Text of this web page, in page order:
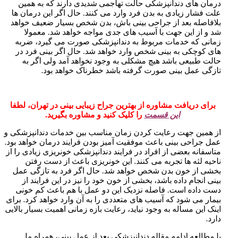
درمان های دندانپزشکی حالت تهاجمی شدیدی دارند که به همین
علت فشار زیادی به بدن فرد وارد می کنند. حال اگر این درمان ها
بلافاصله بعد از جراحی بینی باش، بدن شخص بسیار ضعیف خواهد
شد و از این جهت با آسیب های جدی مواجه خواهد شد. معمولا
زمانی که خدمات مربوط به دندانپزشکی صورت می گیرد، ضربه
های کوچکی به بینی شخص وارد خواهد شد. حال اگر بینی فرد در
حالت طبیعی باشد هیچ مشکلی به وجود نخواهد آمد ولی اگر به
تازگی عمل بینی صورت گرفته باشد خطرناک خواهد بود.
برای دریافت مشاوره از بهترین جراح زیبایی بینی در تهران، لطفا
این قسمت را کلیک کنید و مشاوره بگیرید.
از همین جهت رعایت کردن زمان مناسب بین خدمات دندانپزشکی و
عمل جراحی بینی باعث موفقیت آمیز بودن فرایند درمان خواهد بود.
متاسفانه بعضی از افراد در فرایند دندانپزشکی خونریزی زیادی را از
ناحیه لثه ها تجربه می کنند. این خونریزی باعث از دست رفتن
بخشی از خون بدن شخص خواهد شد. حال اگر فرد به تازگی عمل
بینی انجام داده باشد، بخشی از خون خود را نیز در این فرایند از
دست داده است. فاصله نزدیک این دو عمل با هم باعث کم خونی
بیمار می شود که آسیب های متعددی را به آن وارد خواهد کرد. برای
اینک این مساله به وجود نیاید،‌ رعایت بازه زمانی اهمیت بسیار بالایی
دارد.